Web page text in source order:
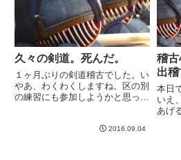
久々の剣道。死んだ。
１ヶ月ぶりの剣道稽古でした。い
やあ、わくわくしますね。区の別
の練習にも参加しようかと思って
い見学の方がいらっしゃってい
2016.09.04
稽
出稽
本日
いえ
あげ
打ち